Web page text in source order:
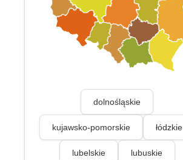
dolnośląskie
kujawsko-pomorskie łódzkie
lubelskie lubuskie